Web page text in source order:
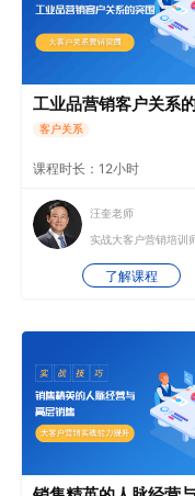
客户关系
课程时长：12小时
汪奎老师
实战大客户营销培训
了解课程